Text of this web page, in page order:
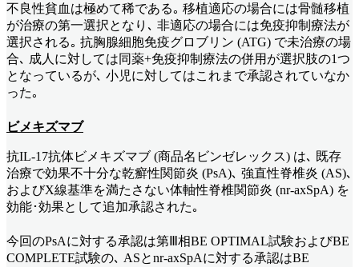
不良性貧血は極めて稀である｡ 移植適応の場合には骨髄移植
が治療の第一選択となり､ 非適応の場合には免疫抑制療法が
選択される｡ 抗胸腺細胞免疫グロブリン (ATG) で未治療の場
合､ 成人に対しては同薬+免疫抑制療法の併用が選択肢の1つ
となっているが､ 小児に対してはこれまで承認されていなか
った｡
ビメキズマブ
抗IL-17抗体ビメキズマブ (商品名ビンゼレックス) は､ 既存
治療で効果不十分な乾癬性関節炎 (PsA)､ 強直性脊椎炎 (AS)､
およびX線基準を満たさない体軸性脊椎関節炎 (nr-axSpA) を
効能･効果として追加承認された｡
今回のPsAに対する承認は第Ⅲ相BE OPTIMAL試験およびBE
COMPLETE試験の､ ASとnr-axSpAに対する承認はBE